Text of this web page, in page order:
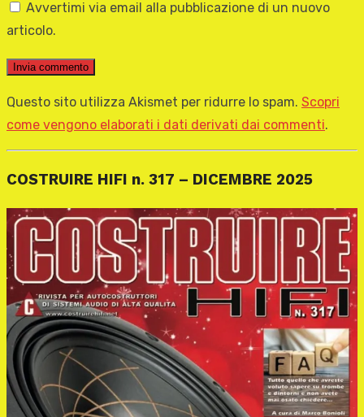
Avvertimi via email alla pubblicazione di un nuovo
articolo.
Questo sito utilizza Akismet per ridurre lo spam. Scopri
come vengono elaborati i dati derivati dai commenti.
COSTRUIRE HIFI n. 317 – DICEMBRE 2025